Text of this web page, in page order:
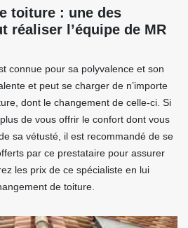
toiture : une des
réaliser l’équipe de MR
connue pour sa polyvalence et son
et peut se charger de n’importe
dont le changement de celle-ci. Si
de vous offrir le confort dont vous
sa vétusté, il est recommandé de se
par ce prestataire pour assurer
les prix de ce spécialiste en lui
de toiture.